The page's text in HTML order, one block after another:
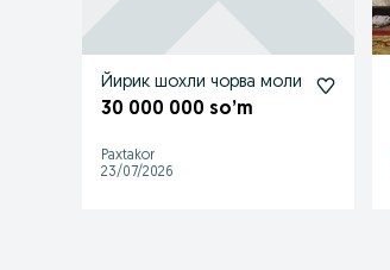
Йирик шохли чорва моли
30 000 000 so’m
Paxtakor
23/07/2026